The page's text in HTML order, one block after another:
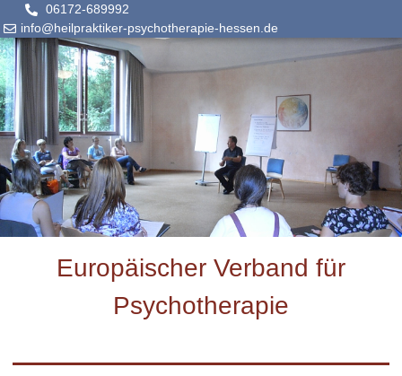
06172-689992
info@heilpraktiker-psychotherapie-hessen.de
Europäischer Verband für
Psychotherapie